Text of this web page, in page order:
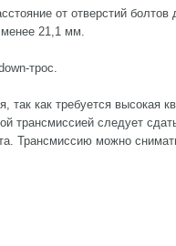
от отверстий болтов
менее 21,1 мм.
трос.
так как требуется высокая
трансмиссией следует
Трансмиссию можно